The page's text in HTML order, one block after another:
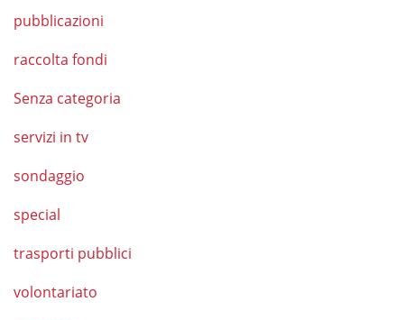
pubblicazioni
raccolta fondi
Senza categoria
servizi in tv
sondaggio
special
trasporti pubblici
volontariato